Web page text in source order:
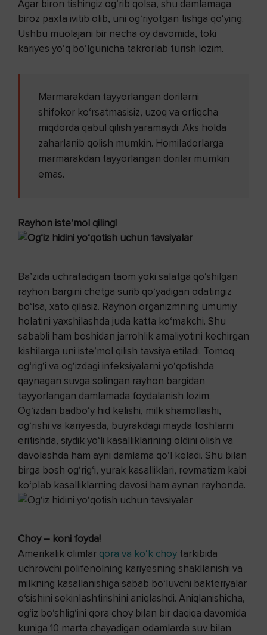
Agar biron tishingiz og‘rib qolsa, shu damlamaga
biroz paxta ivitib olib, uni og‘riyotgan tishga qo‘ying.
Ushbu muolajani bir necha oy davomida, toki
kariyes yo‘q bo‘lgunicha takrorlab turish lozim.
Marmarakdan tayyorlangan dorilarni
shifokor ko‘rsatmasisiz, uzoq va ortiqcha
miqdorda qabul qilish yaramaydi. Aks holda
zaharlanib qolish mumkin. Homiladorlarga
marmarakdan tayyorlangan dorilar mumkin
emas.
Rayhon iste’mol qiling!
Ba’zida uchratadigan taom yoki salatga qo‘shilgan
rayhon bargini chetga surib qo‘yadigan odatingiz
bo‘lsa, xato qilasiz. Rayhon organizmning umumiy
holatini yaxshilashda juda katta ko‘makchi. Shu
sababli ham boshidan jarrohlik amaliyotini kechirgan
kishilarga uni iste’mol qilish tavsiya etiladi. Tomoq
og‘rig‘i va og‘izdagi infeksiyalarni yo‘qotishda
qaynagan suvga solingan rayhon bargidan
tayyorlangan damlamada foydalanish lozim.
Og‘izdan badbo‘y hid kelishi, milk shamollashi,
og‘rishi va kariyesda, buyrakdagi mayda toshlarni
eritishda, siydik yo‘li kasalliklarining oldini olish va
davolashda ham ayni damlama qo‘l keladi. Shu bilan
birga bosh og‘rig‘i, yurak kasalliklari, revmatizm kabi
ko‘plab kasalliklarning davosi ham aynan rayhonda.
Choy – koni foyda!
Amerikalik olimlar qora va ko‘k choy tarkibida
uchrovchi polifenolning kariyesning shakllanishi va
milkning kasallanishiga sabab bo‘luvchi bakteriyalar
o‘sishini sekinlashtirishini aniqlashdi. Aniqlanishicha,
og‘iz bo‘shlig‘ini qora choy bilan bir daqiqa davomida
kuniga 10 marta chayadigan odamlarda suv bilan